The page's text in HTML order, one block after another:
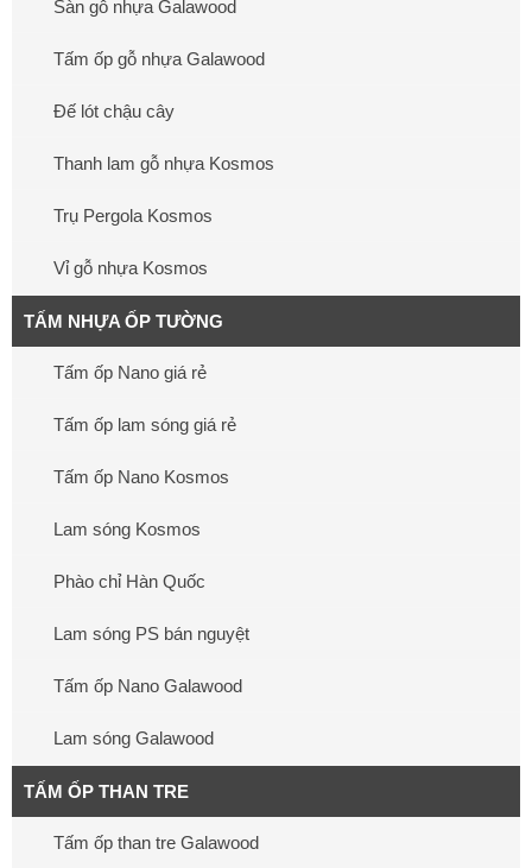
Sàn gỗ nhựa Galawood
Tấm ốp gỗ nhựa Galawood
Đế lót chậu cây
Thanh lam gỗ nhựa Kosmos
Trụ Pergola Kosmos
Vỉ gỗ nhựa Kosmos
TẤM NHỰA ỐP TƯỜNG
Tấm ốp Nano giá rẻ
Tấm ốp lam sóng giá rẻ
Tấm ốp Nano Kosmos
Lam sóng Kosmos
Phào chỉ Hàn Quốc
Lam sóng PS bán nguyệt
Tấm ốp Nano Galawood
Lam sóng Galawood
TẤM ỐP THAN TRE
Tấm ốp than tre Galawood